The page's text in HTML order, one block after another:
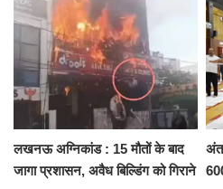
को नहीं...
लखनऊ अग्निकांड : 15 मौतों के बाद
जागा प्रशासन, अवैध बिल्डिंग को गिराने